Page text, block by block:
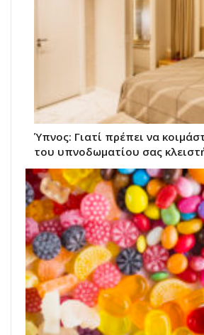
Ύπνος: Γιατί πρέπει να
του υπνοδωματίου σας